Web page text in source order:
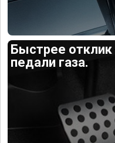
Быстрее отклик
педали газа.